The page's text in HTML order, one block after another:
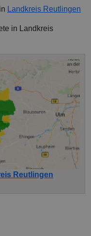
Landkreis Reutlingen
in Landkreis
Reutlingen